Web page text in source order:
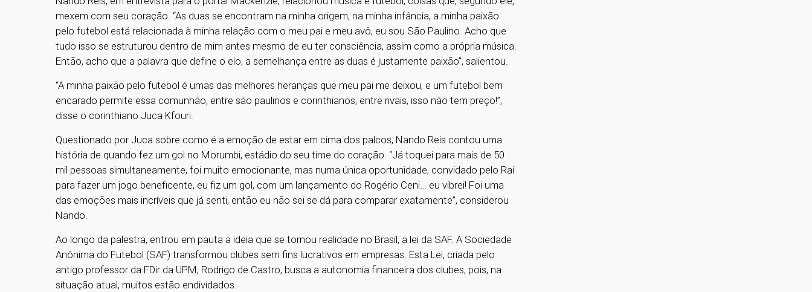
mexem com seu coração. “As duas se encontram na minha origem, na minha infância, a minha paixão
pelo futebol está relacionada à minha relação com o meu pai e meu avô, eu sou São Paulino. Acho que
tudo isso se estruturou dentro de mim antes mesmo de eu ter consciência, assim como a própria música.
Então, acho que a palavra que define o elo, a semelhança entre as duas é justamente paixão”, salientou.
“A minha paixão pelo futebol é umas das melhores heranças que meu pai me deixou, e um futebol bem
encarado permite essa comunhão, entre são paulinos e corinthianos, entre rivais, isso não tem preço!”,
disse o corinthiano Juca Kfouri.
Questionado por Juca sobre como é a emoção de estar em cima dos palcos, Nando Reis contou uma
história de quando fez um gol no Morumbi, estádio do seu time do coração. “Já toquei para mais de 50
mil pessoas simultaneamente, foi muito emocionante, mas numa única oportunidade, convidado pelo Raí
para fazer um jogo beneficente, eu fiz um gol, com um lançamento do Rogério Ceni… eu vibrei! Foi uma
das emoções mais incríveis que já senti, então eu não sei se dá para comparar exatamente”, considerou
Nando.
Ao longo da palestra, entrou em pauta a ideia que se tornou realidade no Brasil, a lei da SAF. A Sociedade
Anônima do Futebol (SAF) transformou clubes sem fins lucrativos em empresas. Esta Lei, criada pelo
antigo professor da FDir da UPM, Rodrigo de Castro, busca a autonomia financeira dos clubes, pois, na
situação atual, muitos estão endividados.